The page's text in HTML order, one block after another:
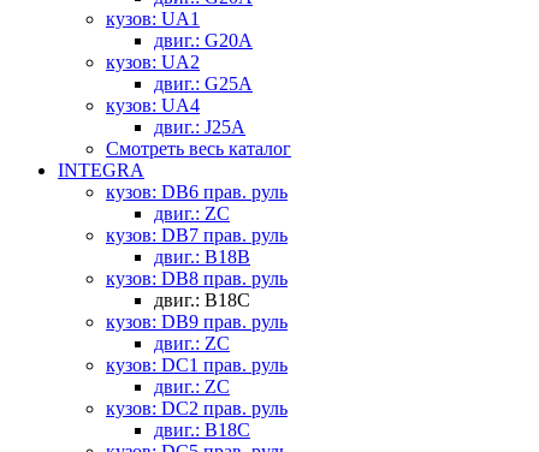
кузов: UA1
двиг.: G20A
кузов: UA2
двиг.: G25A
кузов: UA4
двиг.: J25A
Смотреть весь каталог
INTEGRA
кузов: DB6 прав. руль
двиг.: ZC
кузов: DB7 прав. руль
двиг.: B18B
кузов: DB8 прав. руль
двиг.: B18C
кузов: DB9 прав. руль
двиг.: ZC
кузов: DC1 прав. руль
двиг.: ZC
кузов: DC2 прав. руль
двиг.: B18C